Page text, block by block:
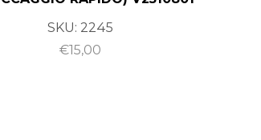
SKU: 2245
€15,00